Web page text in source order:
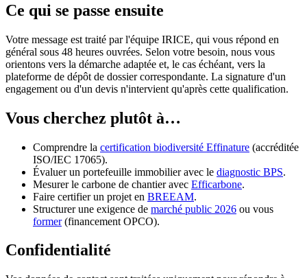
Ce qui se passe ensuite
Votre message est traité par l'équipe IRICE, qui vous répond en
général sous 48 heures ouvrées. Selon votre besoin, nous vous
orientons vers la démarche adaptée et, le cas échéant, vers la
plateforme de dépôt de dossier correspondante. La signature d'un
engagement ou d'un devis n'intervient qu'après cette qualification.
Vous cherchez plutôt à…
Comprendre la certification biodiversité Effinature (accréditée
ISO/IEC 17065).
Évaluer un portefeuille immobilier avec le diagnostic BPS.
Mesurer le carbone de chantier avec Efficarbone.
Faire certifier un projet en BREEAM.
Structurer une exigence de marché public 2026 ou vous
former(financement OPCO).
Confidentialité